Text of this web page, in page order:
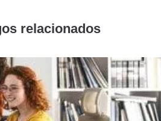
relacionados